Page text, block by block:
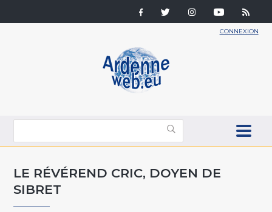
CONNEXION
LE RÉVÉREND CRIC, DOYEN DE
SIBRET